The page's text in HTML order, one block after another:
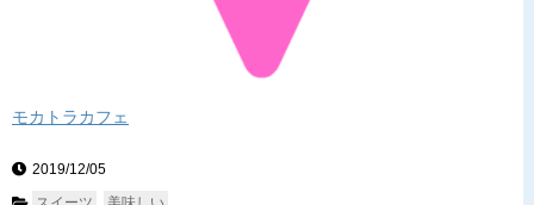
モカトラカフェ
2019/12/05